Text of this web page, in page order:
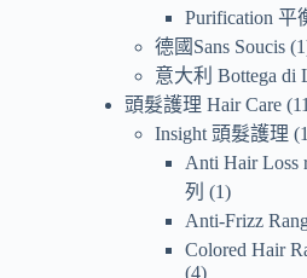
Purification 平
德國Sans Soucis 1
意大利 Bottega di
頭髮護理 Hair Care
Insight 頭髮護理
Anti Hair Loss
列
1
Anti-Frizz
Colored Hair
4